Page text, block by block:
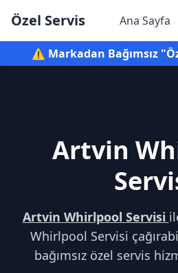
Özel Servis Ana Sayfa
⚠️ Markadan Bağımsız
Artvin
Artvin Whirlpool Servisi
Whirlpool Servisi
bağımsız özel servis